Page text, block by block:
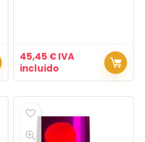
45,45 €IVA
incluido